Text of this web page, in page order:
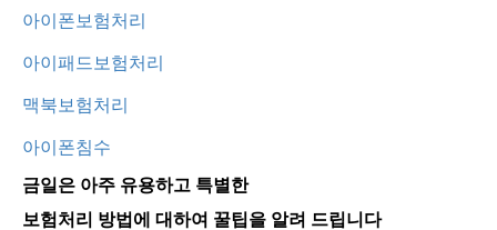
아이폰보험처리
아이패드보험처리
맥북보험처리
아이폰침수
금일은 아주 유용하고 특별한
보험처리 방법에 대하여 꿀팁을 알려 드립니다